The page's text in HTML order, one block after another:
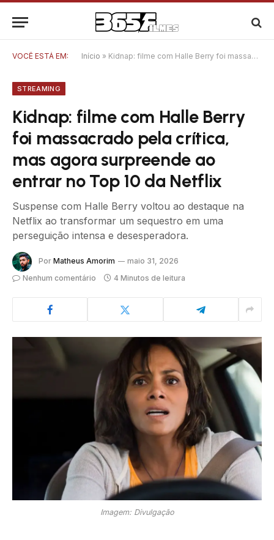
VOCÊ ESTÁ EM: Início » Kidnap: filme com Halle Berry foi massacrado pela crítica, mas agora surpreende ao entrar no Top 10 da Netflix
STREAMING
Kidnap: filme com Halle Berry
foi massacrado pela crítica,
mas agora surpreende ao
entrar no Top 10 da Netflix
Suspense com Halle Berry voltou ao destaque na
Netflix ao transformar um sequestro em uma
perseguição intensa e desesperadora.
Por Matheus Amorim
maio 31, 2026
Nenhum comentário
4 Minutos de leitura
Imagem: Divulgação